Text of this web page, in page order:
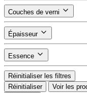
Couches de verni
Épaisseur
Essence
Réinitialiser les filtres
Réinitialiser
Voir les